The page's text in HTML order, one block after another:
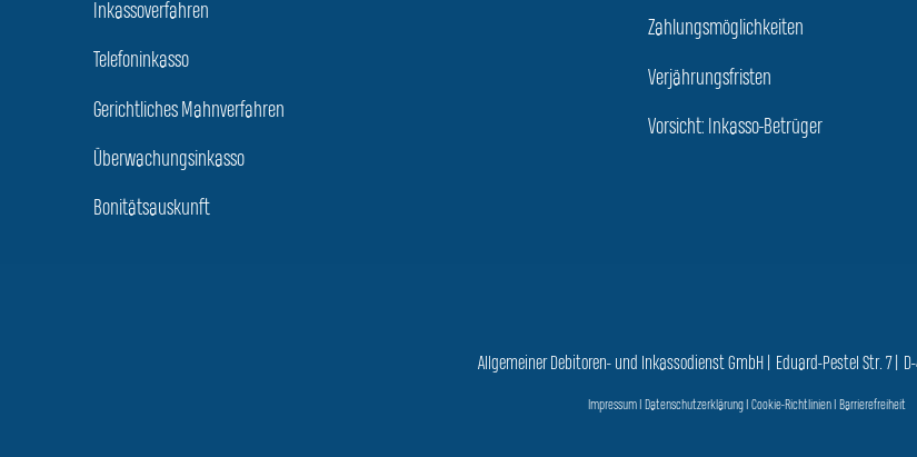
Inkassoverfahren
Telefoninkasso
Gerichtliches Mahnverfahren
Überwachungsinkasso
Bonitätsauskunft
Zahlungsmöglichkeiten
Verjährungsfristen
Vorsicht: Inkasso-Betrüger
Allgemeiner Debitoren- und Inkassodienst GmbH | Eduard-Pestel Str. 7 |
Impressum| Datenschutzerklärung| Cookie-Richtlinien| Barrierefreiheit